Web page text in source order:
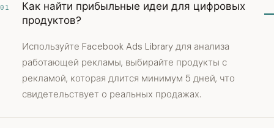
01
Как найти прибыльные идеи для цифровых
продуктов?
Используйте Facebook Ads Library для анализа
работающей рекламы, выбирайте продукты с
рекламой, которая длится минимум 5 дней, что
свидетельствует о реальных продажах.